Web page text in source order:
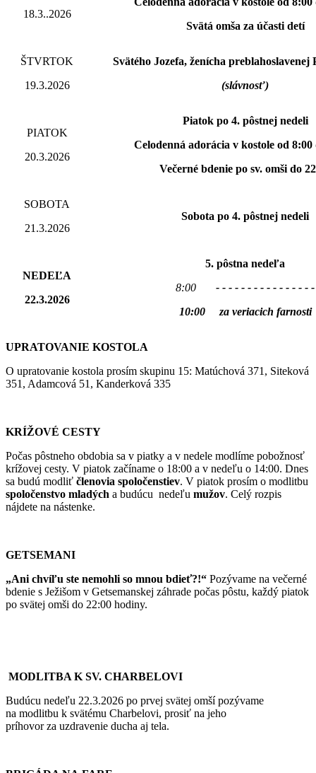
18.3..2026
Svätá omša za účasti detí
ŠTVRTOK
19.3.2026
Svätého Jozefa, ženícha
(slávnosť)
PIATOK
20.3.2026
Piatok po 4. pôstnej nedeli
Celodenná adorácia v kostole od 8:00
Večerné bdenie po sv. omši do
SOBOTA
21.3.2026
Sobota po 4. pôstnej nedeli
NEDEĽA
22.3.2026
5. pôstna nedeľa
8:00 - - - - - - - - - - - - - - - -
10:00 za veriacich farnosti
UPRATOVANIE KOSTOLA
O upratovanie kostola prosím skupinu 15: Matúchová 371, Siteková
351, Adamcová 51, Kanderková 335
KRÍŽOVÉ CESTY
Počas pôstneho obdobia sa v piatky a v nedele modlíme pobožnosť
krížovej cesty. V piatok začíname o 18:00 a v nedeľu o 14:00. Dnes
sa budú modliť členovia spoločenstiev. V piatok prosím o modlitbu
spoločenstvo mladých a budúcu nedeľu mužov. Celý rozpis
nájdete na nástenke.
GETSEMANI
„Ani chvíľu ste nemohli so mnou bdieť?!“ Pozývame na večerné
bdenie s Ježišom v Getsemanskej záhrade počas pôstu, každý piatok
po svätej omši do 22:00 hodiny.
MODLITBA K SV. CHARBELOVI
Budúcu nedeľu 22.3.2026 po prvej svätej omší pozývame
na modlitbu k svätému Charbelovi, prosiť na jeho
príhovor za uzdravenie ducha aj tela.